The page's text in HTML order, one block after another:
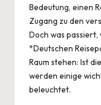
Bedeutung, einen
Zugang zu den
Doch was
*Deutschen
Raum stehen: Ist
werden einige
beleuchtet.